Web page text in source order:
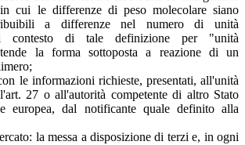
cui le differenze di peso molecolare siano
a differenze nel numero di unità
contesto di tale definizione per "unità
la forma sottoposta a reazione di un
le informazioni richieste, presentati, all'unità
27 o all'autorità competente di altro Stato
europea, dal notificante quale definito alla
la messa a disposizione di terzi e, in ogni